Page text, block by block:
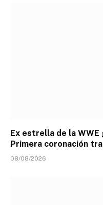
Ex estrella de la
Primera coronación
08/08/2026